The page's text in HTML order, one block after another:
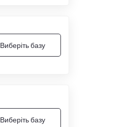
Виберіть базу
Виберіть базу